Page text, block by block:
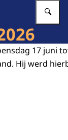
17 juni
Hij werd